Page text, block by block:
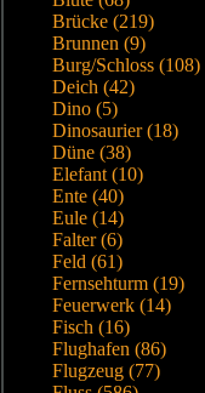
Brücke (219)
Brunnen (9)
Burg/Schloss (108)
Deich (42)
Dino (5)
Dinosaurier (18)
Düne (38)
Elefant (10)
Ente (40)
Eule (14)
Falter (6)
Feld (61)
Fernsehturm (19)
Feuerwerk (14)
Fisch (16)
Flughafen (86)
Flugzeug (77)